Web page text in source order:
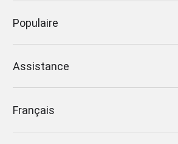
Populaire
Assistance
Français